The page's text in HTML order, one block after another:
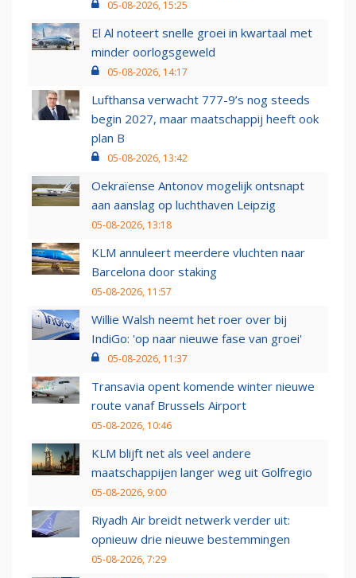
05-08-2026, 15:25
El Al noteert snelle groei in kwartaal met
minder oorlogsgeweld
05-08-2026, 14:17
Lufthansa verwacht 777-9’s nog steeds
begin 2027, maar maatschappij heeft ook
plan B
05-08-2026, 13:42
Oekraïense Antonov mogelijk ontsnapt
aan aanslag op luchthaven Leipzig
05-08-2026, 13:18
KLM annuleert meerdere vluchten naar
Barcelona door staking
05-08-2026, 11:57
Willie Walsh neemt het roer over bij
IndiGo: 'op naar nieuwe fase van groei'
05-08-2026, 11:37
Transavia opent komende winter nieuwe
route vanaf Brussels Airport
05-08-2026, 10:46
KLM blijft net als veel andere
maatschappijen langer weg uit Golfregio
05-08-2026, 9:00
Riyadh Air breidt netwerk verder uit:
opnieuw drie nieuwe bestemmingen
05-08-2026, 7:29